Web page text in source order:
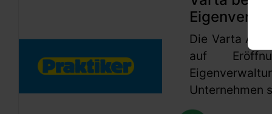
Die Varta AG
auf
Unternehmen